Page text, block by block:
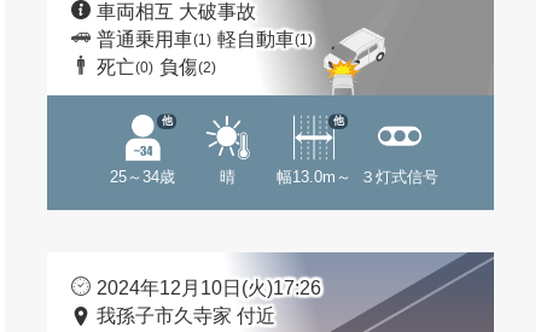
車両相互 大破事故
普通乗用車(1) 軽自動車(1)
死亡(0) 負傷(2)
25～34歳
他
晴 幅13.0m～
他
３灯式信号
2024年12月10日(火)17:26
我孫子市久寺家 付近